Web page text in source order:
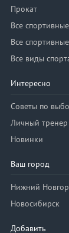
Прокат
Все
Все
Все виды
Интересно
Советы по
Личный тренер
Новинки
Ваш город
Нижний
Новосибирск
Добавить